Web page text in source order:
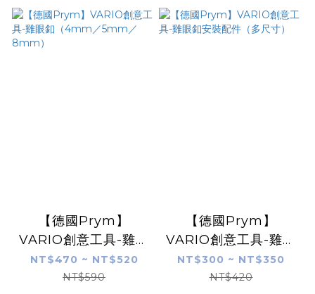
【德國Prym】
VARIO創意工具-雞眼
釦（4mm／5mm／
8mm）
NT$470 ~ NT$520
NT$590
【德國Prym】
VARIO創意工具-雞眼
釦安裝配件（多尺寸）
NT$300 ~ NT$350
NT$420